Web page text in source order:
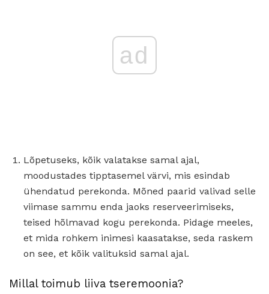
ad
Lõpetuseks, kõik valatakse samal ajal,
moodustades tipptasemel värvi, mis esindab
ühendatud perekonda. Mõned paarid valivad selle
viimase sammu enda jaoks reserveerimiseks,
teised hõlmavad kogu perekonda. Pidage meeles,
et mida rohkem inimesi kaasatakse, seda raskem
on see, et kõik valituksid samal ajal.
Millal toimub liiva tseremoonia?